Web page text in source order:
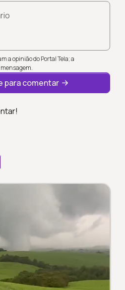
a opinião do Portal Tela; a
para comentar